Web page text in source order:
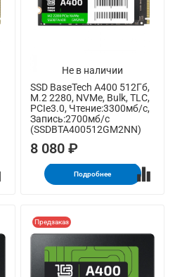
Не в наличии
SSD BaseTech A400 512Гб,
M.2 2280, NVMe, Bulk, TLC,
PCIe3.0, Чтение:3300мб/с,
Запись:2700мб/с
(SSDBTA400512GM2NN)
8 080 ₽
Подробнее
Предзаказ